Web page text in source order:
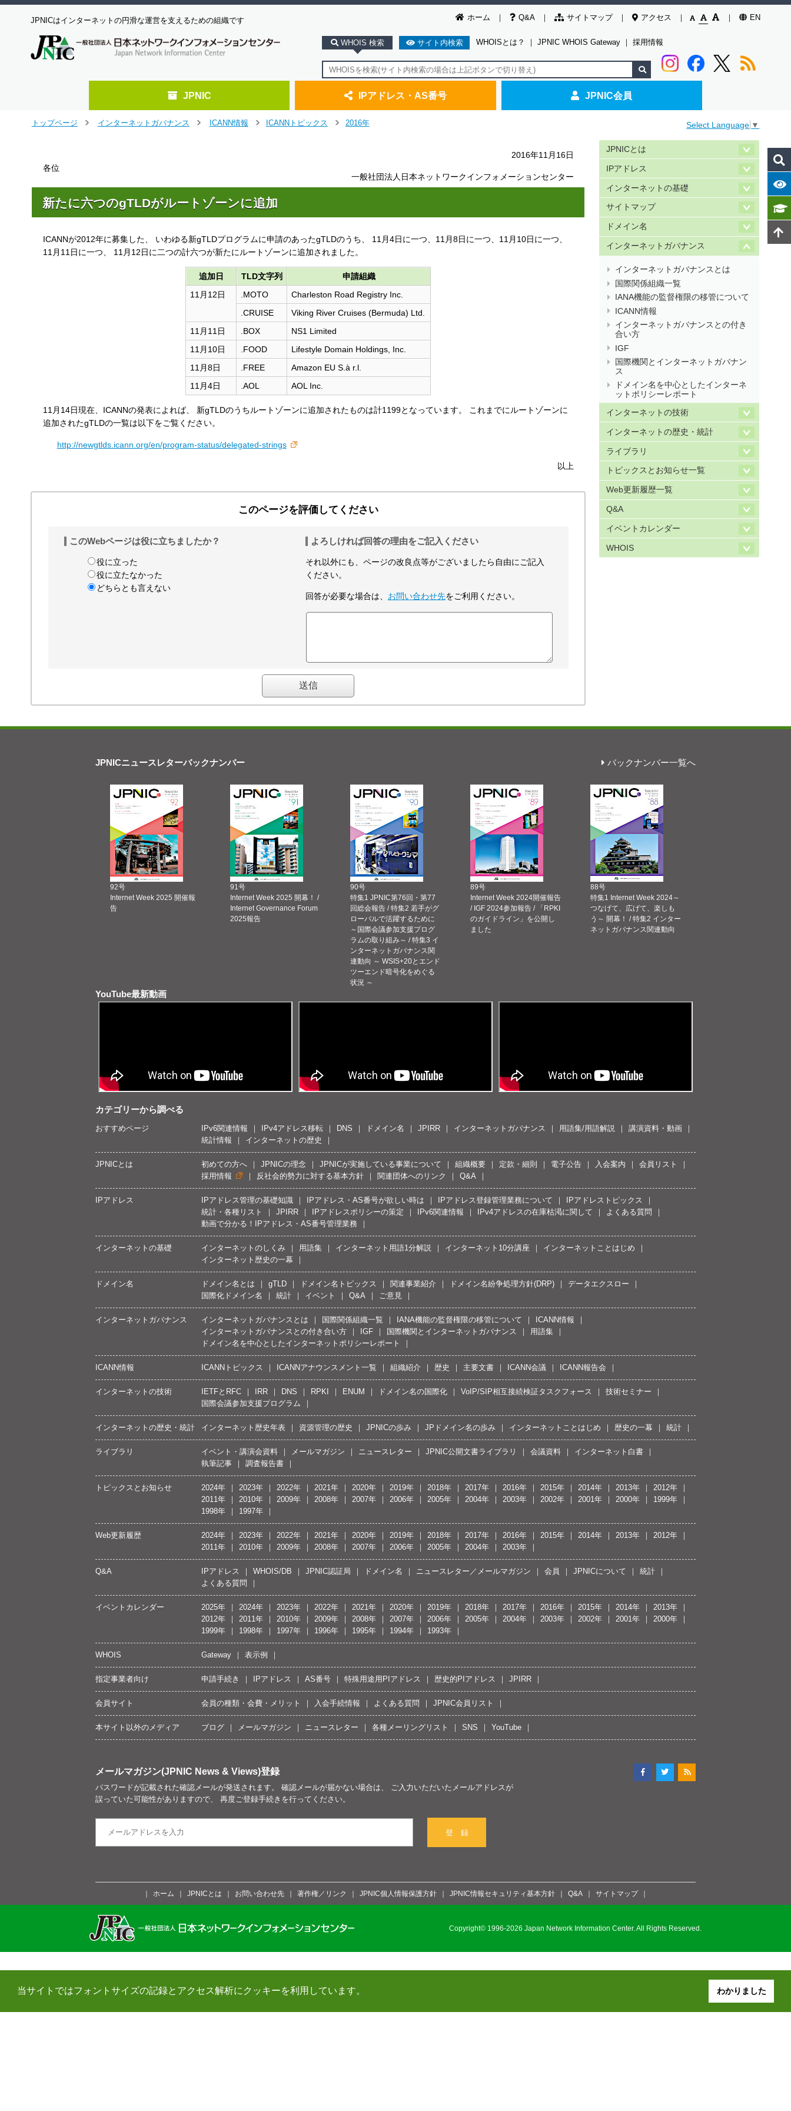
当サイトではフォントサイズの記録とアクセス解析にクッキーを利用しています。 わかりました
ホーム Q&A サイトマップ アクセス EN
JPNICはインターネットの円滑な運営を支えるための組織です
WHOIS 検索 サイト内検索 WHOISとは？ ｜ JPNIC WHOIS Gateway ｜ 採用情報
JPNIC IPアドレス・AS番号 JPNIC会員
トップページ
インターネットガバナンス
ICANN情報
ICANNトピックス
2016年 Select Language ▼
2016年11月16日
各位
一般社団法人日本ネットワークインフォメーションセンター
新たに六つのgTLDがルートゾーンに追加
ICANNが2012年に募集した、 いわゆる新gTLDプログラムに申請のあったgTLDのうち、 11月4日に一つ、11月8日に一つ、11月10日に一つ、
11月11日に一つ、 11月12日に二つの計六つが新たにルートゾーンに追加されました。
追加日 TLD文字列
申請組織
11月12日
.MOTO
Charleston Road Registry Inc.
.CRUISE
Viking River Cruises (Bermuda) Ltd.
11月11日
.BOX
NS1 Limited
11月10日
.FOOD
Lifestyle Domain Holdings, Inc.
11月8日
.FREE
Amazon EU S.à r.l.
11月4日
.AOL AOL Inc.
11月14日現在、ICANNの発表によれば、 新gTLDのうちルートゾーンに追加されたものは計1199となっています。 これまでにルートゾーンに
追加されたgTLDの一覧は以下をご覧ください。
http://newgtlds.icann.org/en/program-status/delegated-strings
以上
JPNICとは
IPアドレス
インターネットの基礎
サイトマップ
ドメイン名
インターネットガバナンス
インターネットガバナンスとは
国際関係組織一覧
IANA機能の監督権限の移管について
ICANN情報
インターネットガバナンスとの付き
合い方
IGF
国際機関とインターネットガバナン
ス
ドメイン名を中心としたインターネ
ットポリシーレポート
インターネットの技術
インターネットの歴史・統計
ライブラリ
トピックスとお知らせ一覧
Web更新履歴一覧
Q&A
イベントカレンダー
WHOIS
このページを評価してください
このWebページは役に立ちましたか？
役に立った
役に立たなかった
どちらとも言えない
よろしければ回答の理由をご記入ください
それ以外にも、ページの改良点等がございましたら自由にご記入
ください。
回答が必要な場合は、 お問い合わせ先をご利用ください。
JPNICニュースレターバックナンバー バックナンバー一覧へ
92号
Internet Week 2025 開催報
告
91号
Internet Week 2025 開幕！ /
Internet Governance Forum
2025報告
90号
特集1 JPNIC第76回・第77
回総会報告 / 特集2 若手がグ
ローバルで活躍するために
～国際会議参加支援プログ
ラムの取り組み～ / 特集3 イ
ンターネットガバナンス関
連動向 ～ WSIS+20とエンド
ツーエンド暗号化をめぐる
状況 ～
89号
Internet Week 2024開催報告
/ IGF 2024参加報告 / 「RPKI
のガイドライン」を公開し
ました
88号
特集1 Internet Week 2024～
つなげて、広げて、楽しも
う～ 開幕！ / 特集2 インター
ネットガバナンス関連動向
YouTube最新動画
カテゴリーから調べる
おすすめページ IPv6関連情報 IPv4アドレス移転 DNS ドメイン名 JPIRR インターネットガバナンス 用語集/用語解説
講演資料・動画
統計情報
インターネットの歴史
JPNICとは 初めての方へ JPNICの理念 JPNICが実施している事業について 組織概要 定款・細則 電子公告 入会案内
会員リスト
採用情報
反社会的勢力に対する基本方針 関連団体へのリンク Q&A
IPアドレス IPアドレス管理の基礎知識 IPアドレス・AS番号が欲しい時は IPアドレス登録管理業務について
IPアドレストピックス
統計・各種リスト
JPIRR IPアドレスポリシーの策定 IPv6関連情報 IPv4アドレスの在庫枯渇に関して
よくある質問
動画で分かる！IPアドレス・AS番号管理業務
インターネットの基礎 インターネットのしくみ 用語集 インターネット用語1分解説 インターネット10分講座
インターネットことはじめ
インターネット歴史の一幕
ドメイン名 ドメイン名とは gTLD ドメイン名トピックス 関連事業紹介 ドメイン名紛争処理方針(DRP)
データエクスロー
国際化ドメイン名
統計 イベント Q&A ご意見
インターネットガバナンス インターネットガバナンスとは 国際関係組織一覧 IANA機能の監督権限の移管について
ICANN情報
インターネットガバナンスとの付き合い方
IGF 国際機関とインターネットガバナンス
用語集
ドメイン名を中心としたインターネットポリシーレポート
ICANN情報 ICANNトピックス ICANNアナウンスメント一覧 組織紹介 歴史 主要文書 ICANN会議 ICANN報告会
インターネットの技術 IETFとRFC IRR DNS RPKI ENUM ドメイン名の国際化 VoIP/SIP相互接続検証タスクフォース
技術セミナー
国際会議参加支援プログラム
インターネットの歴史・統計 インターネット歴史年表 資源管理の歴史 JPNICの歩み JPドメイン名の歩み インターネットことはじめ 歴史の一幕 統計
ライブラリ イベント・講演会資料 メールマガジン ニュースレター JPNIC公開文書ライブラリ 会議資料
インターネット白書
執筆記事
調査報告書
トピックスとお知らせ 2024年 2023年 2022年 2021年 2020年 2019年 2018年 2017年 2016年 2015年 2014年 2013年
2012年
2011年
2010年 2009年 2008年 2007年 2006年 2005年 2004年 2003年 2002年 2001年 2000年
1999年
1998年
1997年
Web更新履歴 2024年 2023年 2022年 2021年 2020年 2019年 2018年 2017年 2016年 2015年 2014年 2013年
2012年
2011年
2010年 2009年 2008年 2007年 2006年 2005年 2004年 2003年
Q&A IPアドレス WHOIS/DB JPNIC認証局 ドメイン名 ニュースレター／メールマガジン 会員 JPNICについて
統計
よくある質問
イベントカレンダー 2025年 2024年 2023年 2022年 2021年 2020年 2019年 2018年 2017年 2016年 2015年 2014年
2013年
2012年
2011年 2010年 2009年 2008年 2007年 2006年 2005年 2004年 2003年 2002年 2001年
2000年
1999年
1998年 1997年 1996年 1995年 1994年 1993年
WHOIS Gateway 表示例
指定事業者向け 申請手続き IPアドレス AS番号 特殊用途用PIアドレス 歴史的PIアドレス JPIRR
会員サイト 会員の種類・会費・メリット 入会手続情報 よくある質問 JPNIC会員リスト
本サイト以外のメディア ブログ メールマガジン ニュースレター 各種メーリングリスト SNS YouTube
メールマガジン(JPNIC News & Views)登録
パスワードが記載された確認メールが発送されます。 確認メールが届かない場合は、 ご入力いただいたメールアドレスが
誤っていた可能性がありますので、 再度ご登録手続きを行ってください。
登 録
ホーム JPNICとは お問い合わせ先 著作権／リンク JPNIC個人情報保護方針 JPNIC情報セキュリティ基本方針 Q&A サイトマップ
Copyright© 1996-2026 Japan Network Information Center. All Rights Reserved.